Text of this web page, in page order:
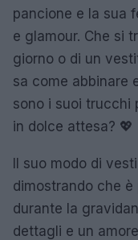
pancione e la sua
e glamour. Che si
giorno o di un
sa come abbinare
sono i suoi trucchi
in dolce attesa? 💖
Il suo modo di
dimostrando che
durante la
dettagli e un